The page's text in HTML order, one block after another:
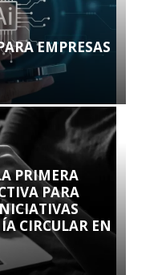
EMPRESAS
PRIMERA
PARA
CIRCULAR EN